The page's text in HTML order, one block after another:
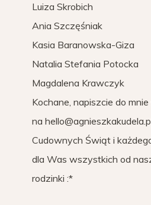
Luiza Skrobich
Ania Szczęśniak
Kasia Baranowska-Giza
Natalia Stefania Potocka
Magdalena Krawczyk
Kochane, napiszcie do
na
Cudownych Świąt i
dla Was wszystkich od
rodzinki :*